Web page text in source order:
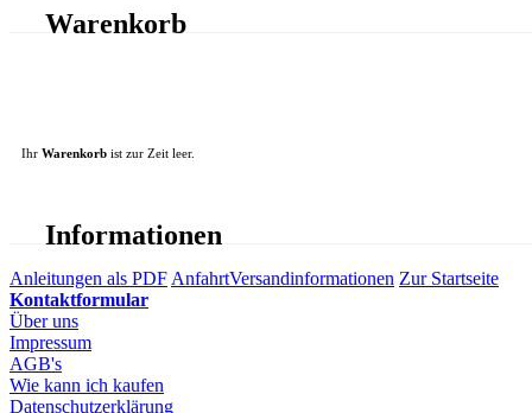
Warenkorb
Ihr Warenkorb ist zur Zeit leer.
Informationen
Anleitungen als PDF AnfahrtVersandinformationen Zur Startseite
Kontaktformular
Über uns
Impressum
AGB's
Wie kann ich kaufen
Datenschutzerklärung